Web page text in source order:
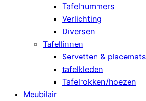
Tafelnummers
Verlichting
Diversen
Tafellinnen
Servetten & placemats
tafelkleden
Tafelrokken/hoezen
Meubilair